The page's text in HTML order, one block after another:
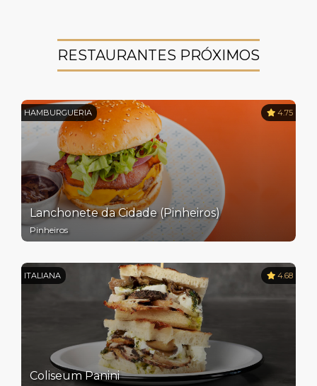
RESTAURANTES PRÓXIMOS
HAMBURGUERIA 4.75
Lanchonete da Cidade (Pinheiros)
Pinheiros
ITALIANA 4.68
Coliseum Panini